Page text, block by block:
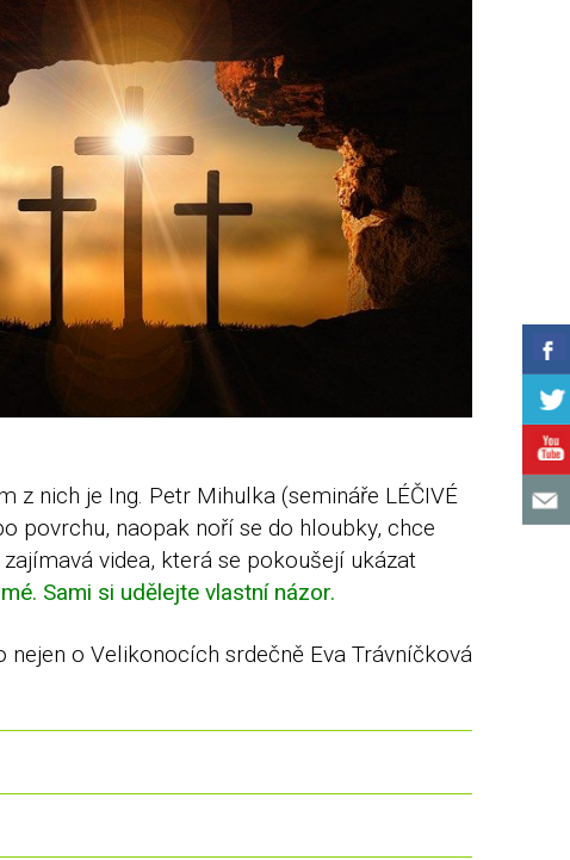
nich je Ing. Petr Mihulka (semináře LÉČIVÉ
povrchu, naopak noří se do hloubky, chce
videa, která se pokoušejí ukázat
Sami si udělejte vlastní názor.
nejen o Velikonocích srdečně Eva Trávníčková